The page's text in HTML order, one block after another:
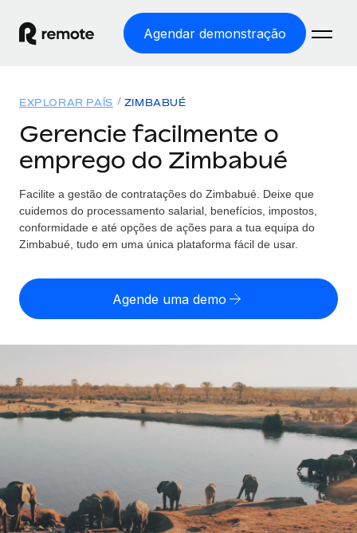
Agendar demonstração
EMPREGO GLOBAL
Processamento Salarial
Processamento salarial fácil e em conformidade
Employer of Record
entidades
SERVICES
Perguntar a um especialista
Soluções
COBERTURA GLOBAL
Explorador de países
Encontra apoio para emprego global por país
Comparar a Remote
Veja como nos comparamos com os outros
Parceiros tecnológicos estratégicos
Integre os RH globais na sua plataforma de forma
flexível
Preçário
English
Français
Deutsch
Italiano
Início de sessão
EXPLORAR PAÍS ZIMBABUÉ
Gerencie facilmente o
emprego do Zimbabué
Facilite a gestão de contratações do Zimbabué. Deixe que
cuidemos do processamento salarial, benefícios, impostos,
conformidade e até opções de ações para a tua equipa do
Zimbabué, tudo em uma única plataforma fácil de usar.
Agende uma demo